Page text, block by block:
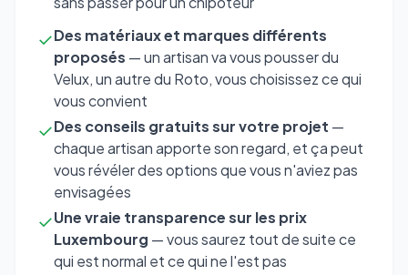
✓Des matériaux et marques différents
proposés — un artisan va vous pousser du
Velux, un autre du Roto, vous choisissez ce qui
vous convient
✓Des conseils gratuits sur votre projet —
chaque artisan apporte son regard, et ça peut
vous révéler des options que vous n'aviez pas
envisagées
✓Une vraie transparence sur les prix
Luxembourg — vous saurez tout de suite ce
qui est normal et ce qui ne l'est pas